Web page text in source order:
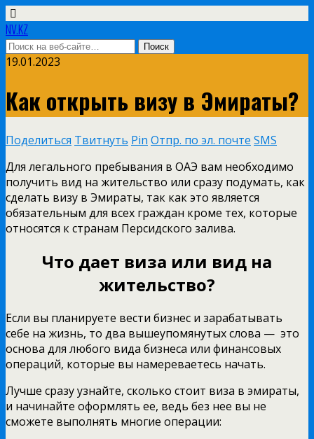
NV.KZ
19.01.2023
Как открыть визу в Эмираты?
Поделиться Твитнуть Pin Отпр. по эл. почте SMS
Для легального пребывания в ОАЭ вам необходимо
получить вид на жительство или сразу подумать, как
сделать визу в Эмираты, так как это является
обязательным для всех граждан кроме тех, которые
относятся к странам Персидского залива.
Что дает виза или вид на
жительство?
Если вы планируете вести бизнес и зарабатывать
себе на жизнь, то два вышеупомянутых слова — это
основа для любого вида бизнеса или финансовых
операций, которые вы намереваетесь начать.
Лучше сразу узнайте, сколько стоит виза в эмираты,
и начинайте оформлять ее, ведь без нее вы не
сможете выполнять многие операции: